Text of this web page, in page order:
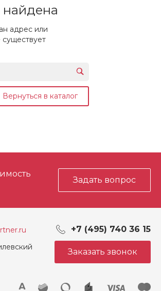
адрес или
Вернуться в каталог
Задать вопрос
+7 (495) 740 36 15
Заказать звонок